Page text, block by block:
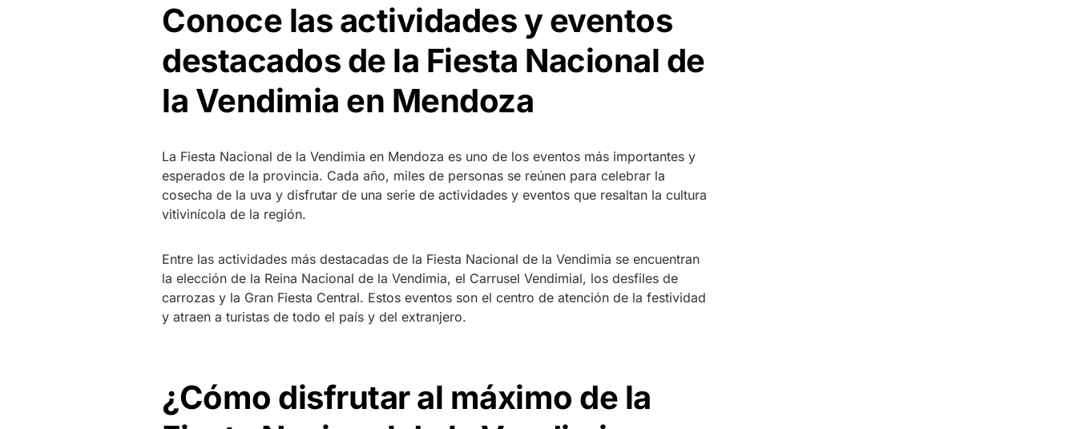
Conoce las actividades y eventos
destacados de la Fiesta Nacional de
la Vendimia en Mendoza
La Fiesta Nacional de la Vendimia en Mendoza es uno de los eventos más importantes y
esperados de la provincia. Cada año, miles de personas se reúnen para celebrar la
cosecha de la uva y disfrutar de una serie de actividades y eventos que resaltan la cultura
vitivinícola de la región.
Entre las actividades más destacadas de la Fiesta Nacional de la Vendimia se encuentran
la elección de la Reina Nacional de la Vendimia, el Carrusel Vendimial, los desfiles de
carrozas y la Gran Fiesta Central. Estos eventos son el centro de atención de la festividad
y atraen a turistas de todo el país y del extranjero.
¿Cómo disfrutar al máximo de la